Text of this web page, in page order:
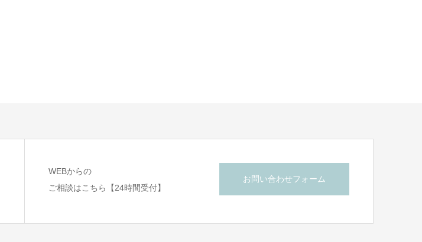
WEBからの
ご相談はこちら【24時間受付】
お問い合わせフォーム